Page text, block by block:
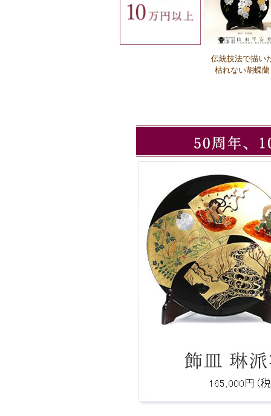
Ｑ：企業ロゴの注文方法を教えてくだ
Ｑ：必要なロゴデータの形式を教えてく
さい。
Ｑ：費用、期間はどれぐらいですか？
Ｑ：ロゴをもとにしたオリジナルデザイ
は製作可能ですか？
伝統技法で描い
枯れない胡蝶蘭